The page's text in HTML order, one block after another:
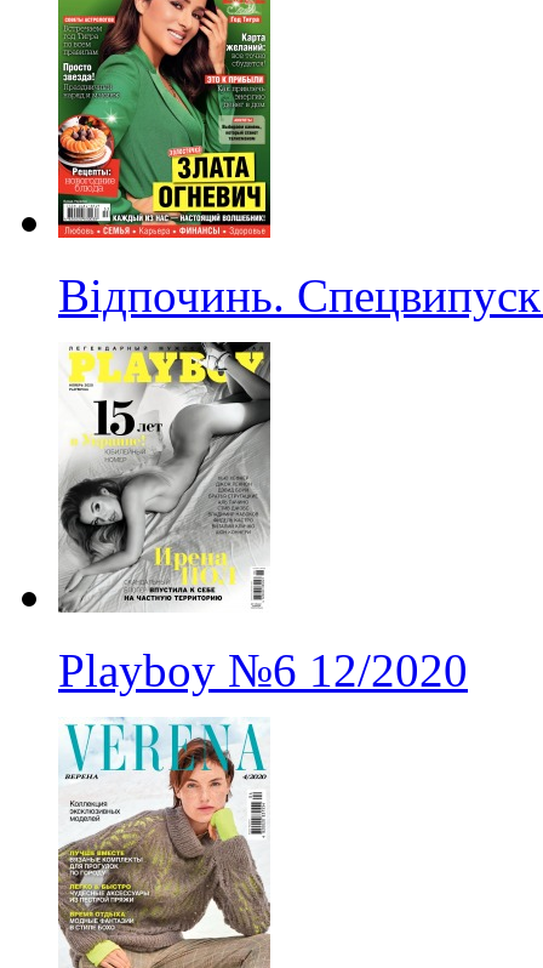
Відпочинь.
Playboy №6 12/2020